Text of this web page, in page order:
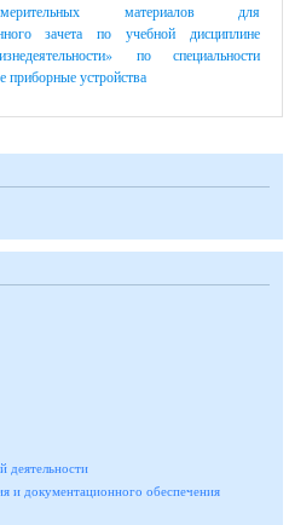
материалов для
зачета по учебной дисциплине
по специальности
устройства
деятельности
и документационного обеспечения